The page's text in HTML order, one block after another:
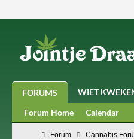
FORUMS WIET
Forum Home
Calendar
Forum Cannabis